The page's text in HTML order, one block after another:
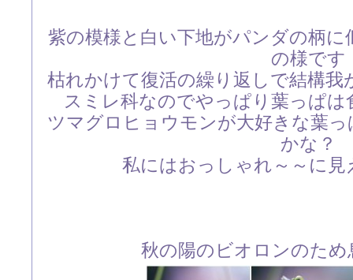
紫の模様と白い下地がパンダの柄
の様です
枯れかけて復活の繰り返しで結構
スミレ科なのでやっぱり葉っぱ
ツマグロヒョウモンが大好きな葉
かな？
私にはおっしゃれ～～に見
秋の陽のビオロンのため